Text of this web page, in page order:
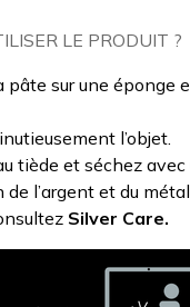
LE PRODUIT ?
pâte sur une éponge
l’objet.
tiède et séchez avec
de l’argent et du
Silver Care.